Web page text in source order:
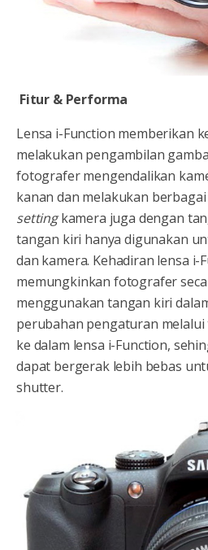
Fitur & Performa
Lensa i-Function memberikan
melakukan pengambilan
fotografer mengendalikan
kanan dan melakukan
settingkamera juga dengan
tangan kiri hanya digunakan
dan kamera. Kehadiran lensa i-
memungkinkan fotografer
menggunakan tangan kiri
perubahan pengaturan
ke dalam lensa i-Function,
dapat bergerak lebih bebas
shutter.